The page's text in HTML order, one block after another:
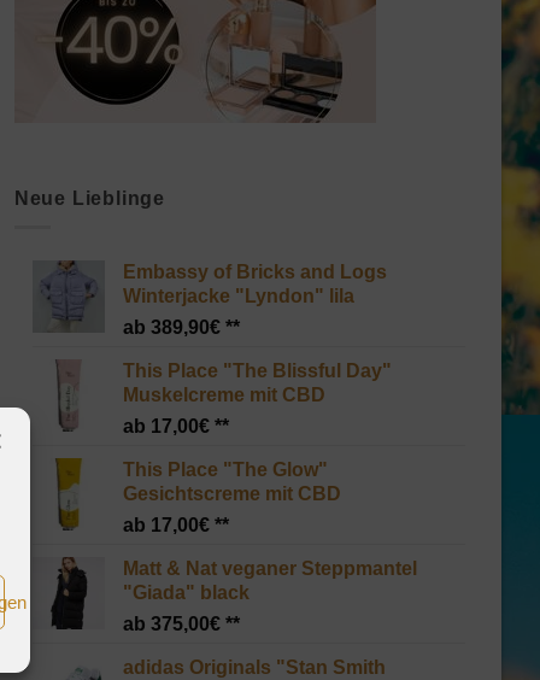
Neue Lieblinge
Embassy of Bricks and Logs
Winterjacke "Lyndon" lila
389,90€
This Place "The Blissful Day"
Muskelcreme mit CBD
17,00€
This Place "The Glow"
Gesichtscreme mit CBD
17,00€
Matt & Nat veganer Steppmantel
"Giada" black
375,00€
adidas Originals "Stan Smith